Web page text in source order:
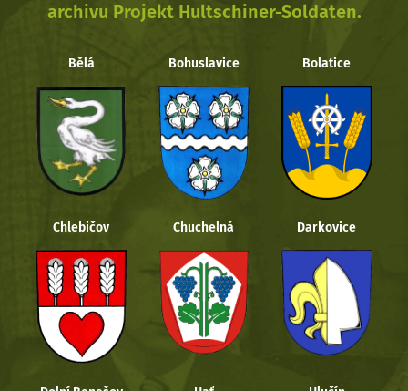
archivu Projekt Hultschiner-Soldaten.
Bělá Bohuslavice Bolatice
Chlebičov Chuchelná Darkovice